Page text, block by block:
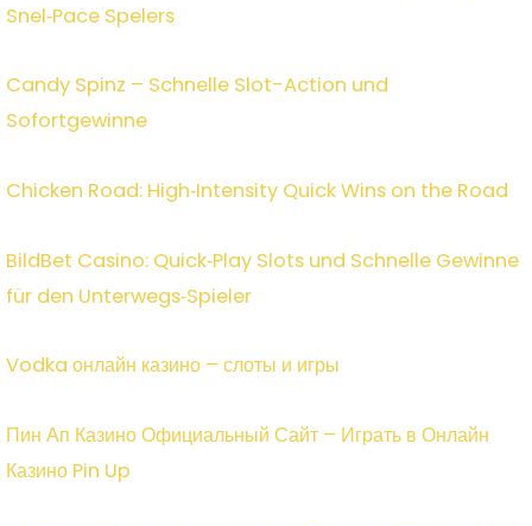
Snel‑Pace Spelers
Candy Spinz – Schnelle Slot-Action und
Sofortgewinne
Chicken Road: High‑Intensity Quick Wins on the Road
BildBet Casino: Quick‑Play Slots und Schnelle Gewinne
für den Unterwegs‑Spieler
Vodka онлайн казино – слоты и игры
Пин Ап Казино Официальный Сайт – Играть в Онлайн
Казино Pin Up